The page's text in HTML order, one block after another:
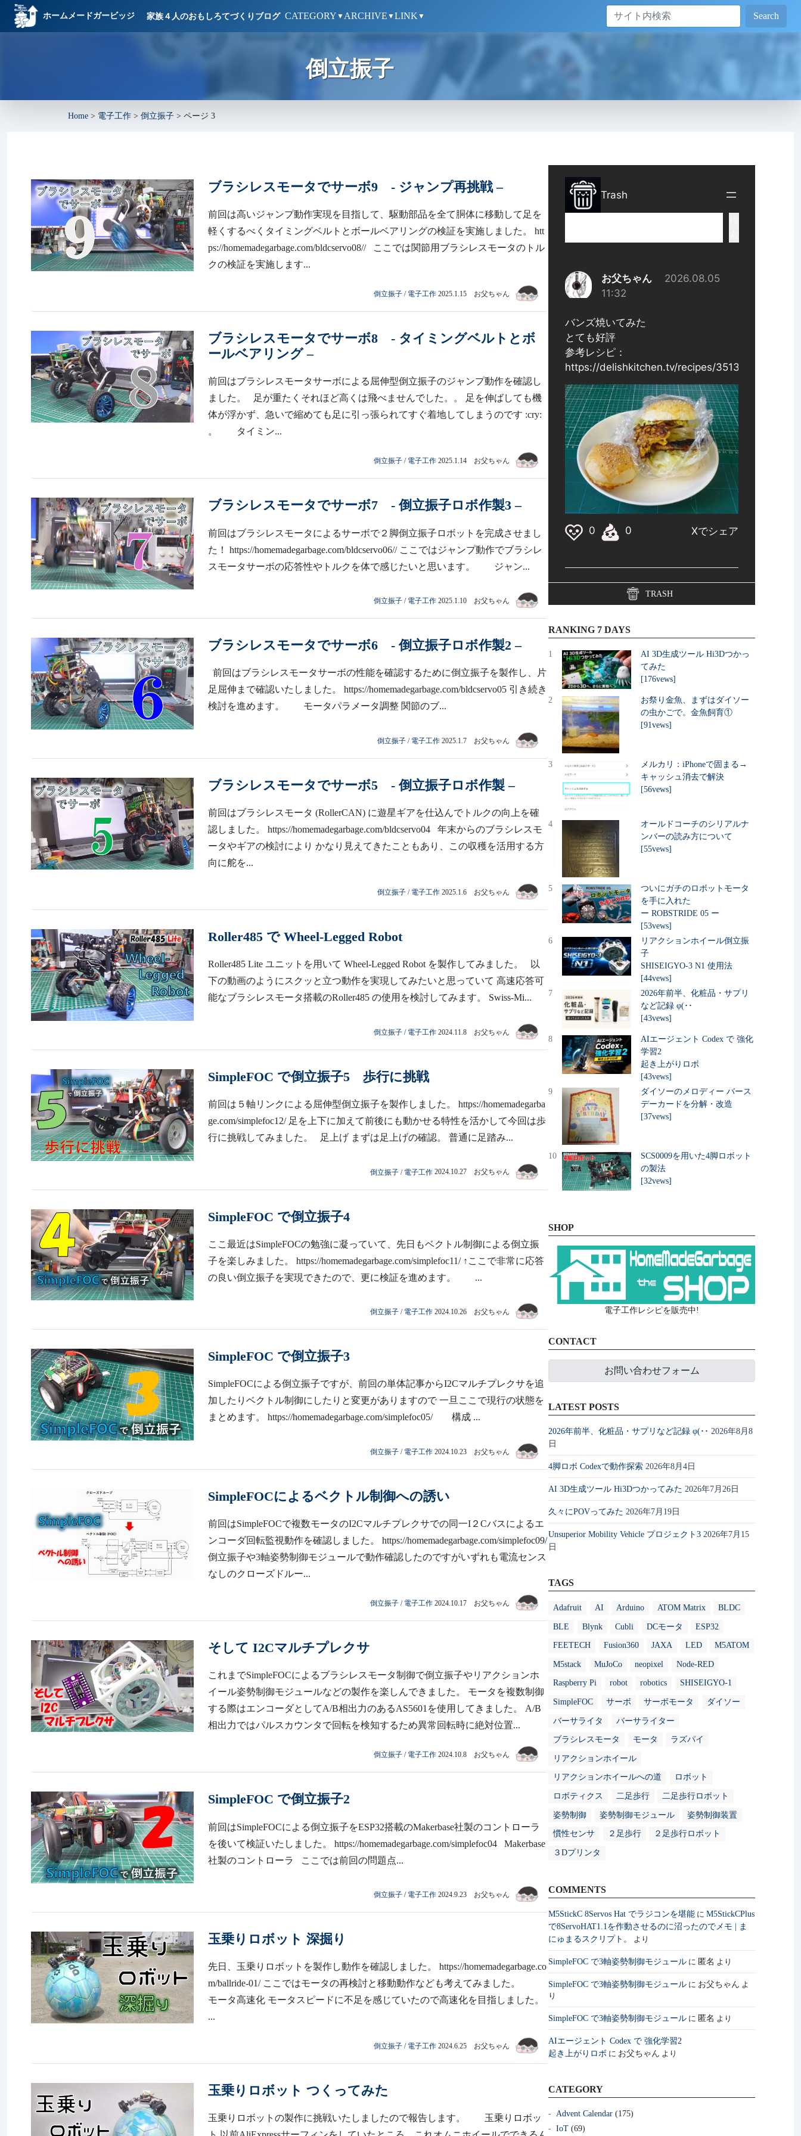
ホームメードガービッジ 家族４人のおもしろてづくりブログ CATEGORY ▼ ARCHIVE ▼LINK ▼ Search
倒立振子
Home > 電子工作 > 倒立振子 > ページ 3
ブラシレスモータでサーボ9 - ジャンプ再挑戦 –
前回は高いジャンプ動作実現を目指して、駆動部品を全て胴体に移動して足を
軽くするべくタイミングベルトとボールベアリングの検証を実施しました。 htt
ps://homemadegarbage.com/bldcservo08// ここでは関節用ブラシレスモータのトル
クの検証を実施します...
倒立振子 / 電子工作 2025.1.15 お父ちゃん
ブラシレスモータでサーボ8 - タイミングベルトとボ
ールベアリング –
前回はブラシレスモータサーボによる屈伸型倒立振子のジャンプ動作を確認し
ました。 足が重たくそれほど高くは飛べませんでした。。 足を伸ばしても機
体が浮かず、急いで縮めても足に引っ張られてすぐ着地してしまうのです :cry:
。 タイミン...
倒立振子 / 電子工作 2025.1.14 お父ちゃん
ブラシレスモータでサーボ7 - 倒立振子ロボ作製3 –
前回はブラシレスモータによるサーボで２脚倒立振子ロボットを完成させまし
た！ https://homemadegarbage.com/bldcservo06// ここではジャンプ動作でブラシレ
スモータサーボの応答性やトルクを体で感じたいと思います。 ジャン...
倒立振子 / 電子工作 2025.1.10 お父ちゃん
ブラシレスモータでサーボ6 - 倒立振子ロボ作製2 –
前回はブラシレスモータサーボの性能を確認するために倒立振子を製作し、片
足屈伸まで確認いたしました。 https://homemadegarbage.com/bldcservo05 引き続き
検討を進めます。 モータパラメータ調整 関節のブ...
倒立振子 / 電子工作 2025.1.7 お父ちゃん
ブラシレスモータでサーボ5 - 倒立振子ロボ作製 –
前回はブラシレスモータ (RollerCAN) に遊星ギアを仕込んでトルクの向上を確
認しました。 https://homemadegarbage.com/bldcservo04 年末からのブラシレスモ
ータやギアの検討により かなり見えてきたこともあり、この収穫を活用する方
向に舵を...
倒立振子 / 電子工作 2025.1.6 お父ちゃん
Roller485 で Wheel-Legged Robot
Roller485 Lite ユニットを用いて Wheel-Legged Robot を製作してみました。 以
下の動画のようにスクッと立つ動作を実現してみたいと思っていて 高速応答可
能なブラシレスモータ搭載のRoller485 の使用を検討してみます。 Swiss-Mi...
倒立振子 / 電子工作 2024.11.8 お父ちゃん
SimpleFOC で倒立振子5 歩行に挑戦
前回は５軸リンクによる屈伸型倒立振子を製作しました。 https://homemadegarba
ge.com/simplefoc12/ 足を上下に加えて前後にも動かせる特性を活かして今回は歩
行に挑戦してみました。 足上げ まずは足上げの確認。 普通に足踏み...
倒立振子 / 電子工作 2024.10.27 お父ちゃん
SimpleFOC で倒立振子4
ここ最近はSimpleFOCの勉強に凝っていて、先日もベクトル制御による倒立振
子を楽しみました。 https://homemadegarbage.com/simplefoc11/ ↑ここで非常に応答
の良い倒立振子を実現できたので、更に検証を進めます。 ...
倒立振子 / 電子工作 2024.10.26 お父ちゃん
SimpleFOC で倒立振子3
SimpleFOCによる倒立振子ですが、前回の単体記事からI2Cマルチプレクサを追
加したりベクトル制御にしたりと変更がありますので 一旦ここで現行の状態を
まとめます。 https://homemadegarbage.com/simplefoc05/ 構成 ...
倒立振子 / 電子工作 2024.10.23 お父ちゃん
SimpleFOCによるベクトル制御への誘い
前回はSimpleFOCで複数モータのI2Cマルチプレクサでの同一I２Cバスによるエ
ンコーダ回転監視動作を確認しました。 https://homemadegarbage.com/simplefoc09/
倒立振子や3軸姿勢制御モジュールで動作確認したのですがいずれも電流センス
なしのクローズドルー...
倒立振子 / 電子工作 2024.10.17 お父ちゃん
そして I2Cマルチプレクサ
これまでSimpleFOCによるブラシレスモータ制御で倒立振子やリアクションホ
イール姿勢制御モジュールなどの製作を楽しんできました。 モータを複数制御
する際はエンコーダとしてA/B相出力のあるAS5601を使用してきました。 A/B
相出力ではパルスカウンタで回転を検知するため異常回転時に絶対位置...
倒立振子 / 電子工作 2024.10.8 お父ちゃん
SimpleFOC で倒立振子2
前回はSimpleFOCによる倒立振子をESP32搭載のMakerbase社製のコントローラ
を後いて検証いたしました。 https://homemadegarbage.com/simplefoc04 Makerbase
社製のコントローラ ここでは前回の問題点...
倒立振子 / 電子工作 2024.9.23 お父ちゃん
玉乗りロボット 深掘り
先日、玉乗りロボットを製作し動作を確認しました。 https://homemadegarbage.co
m/ballride-01/ ここではモータの再検討と移動動作なども考えてみました。
モータ高速化 モータスピードに不足を感じていたので高速化を目指しました。
...
倒立振子 / 電子工作 2024.6.25 お父ちゃん
玉乗りロボット つくってみた
玉乗りロボットの製作に挑戦いたしましたので報告します。 玉乗りロボッ
TRASH
RANKING 7 DAYS
1
AI 3D生成ツール Hi3Dつかっ
てみた
[176vews]
2
お祭り金魚、まずはダイソー
の虫かごで。金魚飼育①
[91vews]
3
メルカリ：iPhoneで固まる→
キャッシュ消去で解決
[56vews]
4
オールドコーチのシリアルナ
ンバーの読み方について
[55vews]
5
ついにガチのロボットモータ
を手に入れた
ー ROBSTRIDE 05 ー
[53vews]
6
リアクションホイール倒立振
子
SHISEIGYO-3 N1 使用法
[44vews]
7
2026年前半、化粧品・サプリ
など記録 φ(･･
[43vews]
8
AIエージェント Codex で 強化
学習2
起き上がりロボ
[43vews]
9
ダイソーのメロディー バース
デーカードを分解・改造
[37vews]
10
SCS0009を用いた4脚ロボット
の製法
[32vews]
SHOP
電子工作レシピを販売中!
CONTACT
お問い合わせフォーム
LATEST POSTS
2026年前半、化粧品・サプリなど記録 φ(･･ 2026年8月8
日
4脚ロボ Codexで動作探索 2026年8月4日
AI 3D生成ツール Hi3Dつかってみた 2026年7月26日
久々にPOVってみた 2026年7月19日
Unsuperior Mobility Vehicle プロジェクト3 2026年7月15
日
TAGS
Adafruit AI Arduino ATOM Matrix BLDC
BLE Blynk Cubli DCモータ ESP32
FEETECH Fusion360 JAXA LED M5ATOM
M5stack MuJoCo neopixel Node-RED
Raspberry Pi robot robotics SHISEIGYO-1
SimpleFOC サーボ サーボモータ ダイソー
バーサライタ バーサライター
ブラシレスモータ モータ ラズパイ
リアクションホイール
リアクションホイールへの道 ロボット
ロボティクス 二足歩行 二足歩行ロボット
姿勢制御 姿勢制御モジュール 姿勢制御装置
慣性センサ ２足歩行 ２足歩行ロボット
３Dプリンタ
COMMENTS
M5StickC 8Servos Hat でラジコンを堪能 に M5StickCPlus
で8ServoHAT1.1を作動させるのに沼ったのでメモ | ま
にゅまるスクリプト。
より
SimpleFOC で3軸姿勢制御モジュール に 匿名 より
SimpleFOC で3軸姿勢制御モジュール に お父ちゃん よ
り
SimpleFOC で3軸姿勢制御モジュール に 匿名 より
AIエージェント Codex で 強化学習2
起き上がりロボ に お父ちゃん より
CATEGORY
Advent Calendar (175)
IoT (69)